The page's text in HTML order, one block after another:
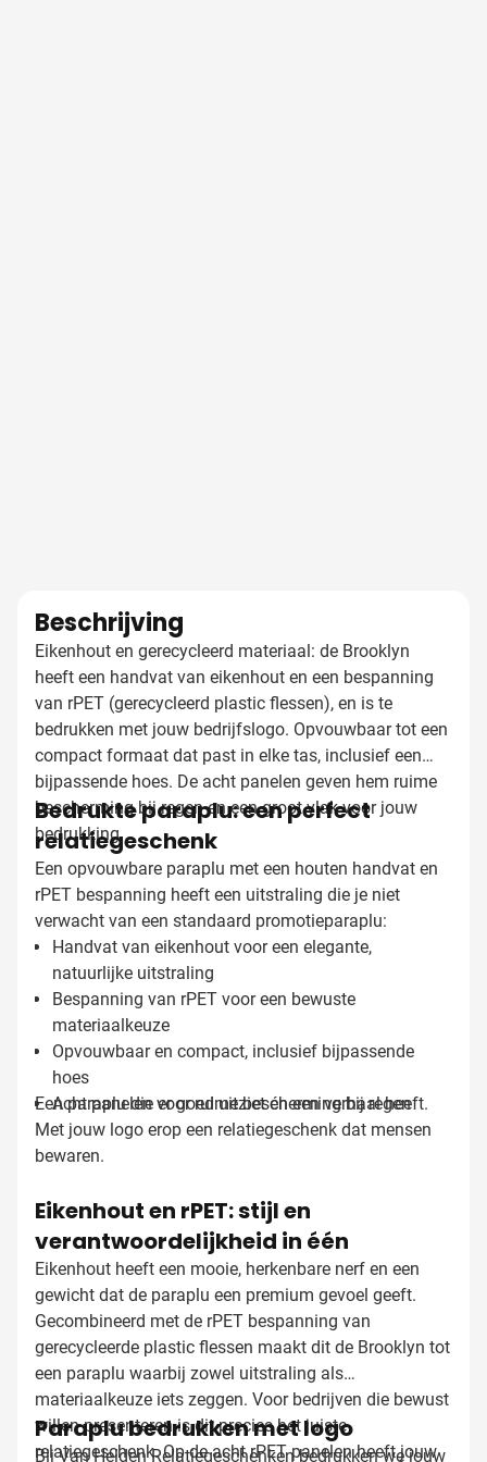
Beschrijving
Eikenhout en gerecycleerd materiaal: de Brooklyn
heeft een handvat van eikenhout en een bespanning
van rPET (gerecycleerd plastic flessen), en is te
bedrukken met jouw bedrijfslogo. Opvouwbaar tot een
compact formaat dat past in elke tas, inclusief een
bijpassende hoes. De acht panelen geven hem ruime
bescherming bij regen en een groot vlak voor jouw
bedrukking.
Bedrukte paraplu: een perfect
relatiegeschenk
Een opvouwbare paraplu met een houten handvat en
rPET bespanning heeft een uitstraling die je niet
verwacht van een standaard promotieparaplu:
Handvat van eikenhout voor een elegante,
natuurlijke uitstraling
Bespanning van rPET voor een bewuste
materiaalkeuze
Opvouwbaar en compact, inclusief bijpassende
hoes
Acht panelen voor ruime bescherming bij regen
Een paraplu die er goed uitziet én een verhaal heeft.
Met jouw logo erop een relatiegeschenk dat mensen
bewaren.
Eikenhout en rPET: stijl en
verantwoordelijkheid in één
Eikenhout heeft een mooie, herkenbare nerf en een
gewicht dat de paraplu een premium gevoel geeft.
Gecombineerd met de rPET bespanning van
gerecycleerde plastic flessen maakt dit de Brooklyn tot
een paraplu waarbij zowel uitstraling als
materiaalkeuze iets zeggen. Voor bedrijven die bewust
willen presenteren is dit precies het juiste
relatiegeschenk. Op de acht rPET panelen heeft jouw
Paraplu bedrukken met logo
Bij Van Helden Relatiegeschenken bedrukken we jouw